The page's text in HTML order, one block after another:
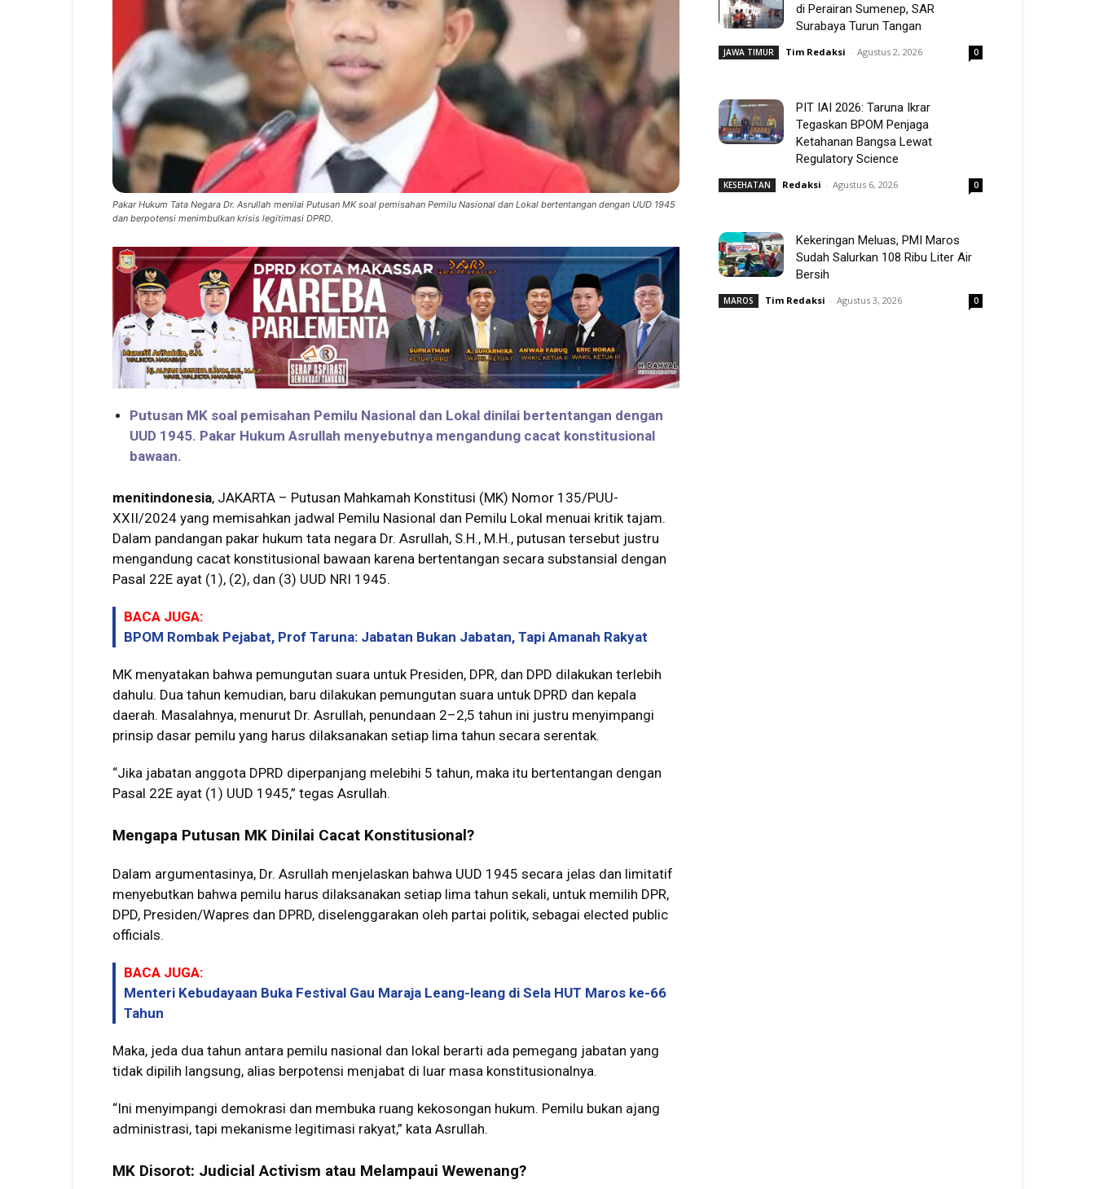
Pakar Hukum Tata Negara Dr. Asrullah menilai Putusan MK soal pemisahan Pemilu Nasional dan Lokal bertentangan dengan UUD 1945
dan berpotensi menimbulkan krisis legitimasi DPRD.
Putusan MK soal pemisahan Pemilu Nasional dan Lokal dinilai bertentangan dengan
UUD 1945. Pakar Hukum Asrullah menyebutnya mengandung cacat konstitusional
bawaan.
menitindonesia, JAKARTA – Putusan Mahkamah Konstitusi (MK) Nomor 135/PUU-
XXII/2024 yang memisahkan jadwal Pemilu Nasional dan Pemilu Lokal menuai kritik tajam.
Dalam pandangan pakar hukum tata negara Dr. Asrullah, S.H., M.H., putusan tersebut justru
mengandung cacat konstitusional bawaan karena bertentangan secara substansial dengan
Pasal 22E ayat (1), (2), dan (3) UUD NRI 1945.
BACA JUGA:
BPOM Rombak Pejabat, Prof Taruna: Jabatan Bukan Jabatan, Tapi Amanah Rakyat
MK menyatakan bahwa pemungutan suara untuk Presiden, DPR, dan DPD dilakukan terlebih
dahulu. Dua tahun kemudian, baru dilakukan pemungutan suara untuk DPRD dan kepala
daerah. Masalahnya, menurut Dr. Asrullah, penundaan 2–2,5 tahun ini justru menyimpangi
prinsip dasar pemilu yang harus dilaksanakan setiap lima tahun secara serentak.
“Jika jabatan anggota DPRD diperpanjang melebihi 5 tahun, maka itu bertentangan dengan
Pasal 22E ayat (1) UUD 1945,” tegas Asrullah.
Mengapa Putusan MK Dinilai Cacat Konstitusional?
Dalam argumentasinya, Dr. Asrullah menjelaskan bahwa UUD 1945 secara jelas dan limitatif
menyebutkan bahwa pemilu harus dilaksanakan setiap lima tahun sekali, untuk memilih DPR,
DPD, Presiden/Wapres dan DPRD, diselenggarakan oleh partai politik, sebagai elected public
officials.
BACA JUGA:
Menteri Kebudayaan Buka Festival Gau Maraja Leang-leang di Sela HUT Maros ke-66
Tahun
Maka, jeda dua tahun antara pemilu nasional dan lokal berarti ada pemegang jabatan yang
tidak dipilih langsung, alias berpotensi menjabat di luar masa konstitusionalnya.
“Ini menyimpangi demokrasi dan membuka ruang kekosongan hukum. Pemilu bukan ajang
administrasi, tapi mekanisme legitimasi rakyat,” kata Asrullah.
MK Disorot: Judicial Activism atau Melampaui Wewenang?
di Perairan Sumenep, SAR
Surabaya Turun Tangan
JAWA TIMUR Tim Redaksi - Agustus 2, 2026 0
PIT IAI 2026: Taruna Ikrar
Tegaskan BPOM Penjaga
Ketahanan Bangsa Lewat
Regulatory Science
KESEHATAN Redaksi - Agustus 6, 2026 0
Kekeringan Meluas, PMI Maros
Sudah Salurkan 108 Ribu Liter Air
Bersih
MAROS Tim Redaksi - Agustus 3, 2026 0